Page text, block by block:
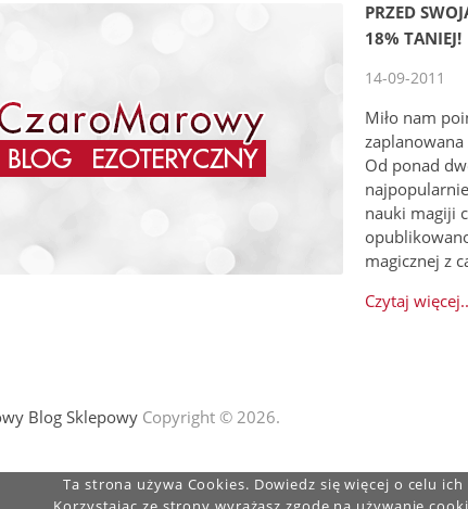
PRZED
18% TANIEJ!
14-09-2011
Miło nam
zaplanowana
Od ponad
nauki magiji
magicznej z
Czytaj
Blog Sklepowy Copyright © 2026.
Ta strona używa Cookies. Dowiedz się więcej o celu